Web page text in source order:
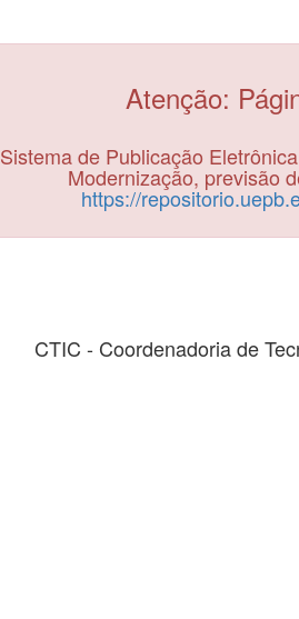
Atenção:
Sistema de Publicação
Modernização, previsão
https://
CTIC - Coordenadoria de